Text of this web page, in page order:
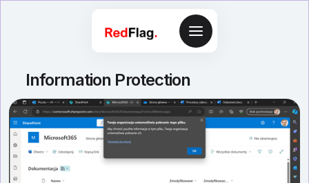
Information Protection